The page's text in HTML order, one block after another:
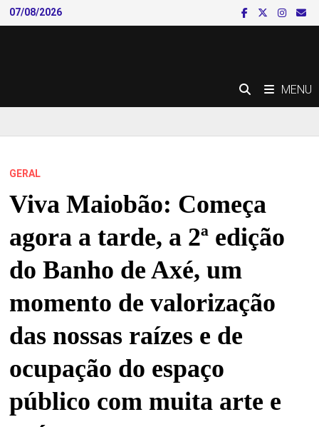
Skip
to
07/08/2026
MENU
GERAL
Viva Maiobão: Começa
agora a tarde, a 2ª edição
do Banho de Axé, um
momento de valorização
das nossas raízes e de
ocupação do espaço
público com muita arte e